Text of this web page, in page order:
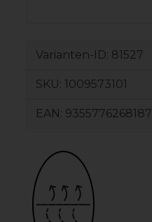
Varianten-ID: 81527
SKU: 1009573101
EAN: 9355776268187